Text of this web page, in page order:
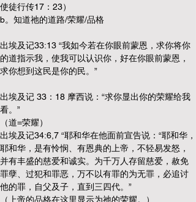
使徒行传17：23）
b。知道祂的道路/荣耀/品格
出埃及记33:13 “我如今若在你眼前蒙恩，求你将你
的道指示我，使我可以认识你，好在你眼前蒙恩，
求你想到这民是你的民。”
出埃及记 33：18 摩西说：“求你显出你的荣耀给我
看。”
（道=荣耀）
出埃及记34:6,7 “耶和华在他面前宣告说：“耶和华，
耶和华，是有怜悯、有恩典的上帝，不轻易发怒，
并有丰盛的慈爱和诚实。为千万人存留慈爱，赦免
罪孽、过犯和罪恶，万不以有罪的为无罪，必追讨
他的罪，自父及子，直到三四代。”
（上帝的品格在这里显示为祂的荣耀。）